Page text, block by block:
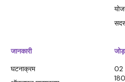
जानकारी
घटनाक्रम
02